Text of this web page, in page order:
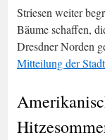
Striesen weiter
Bäume schaffen,
Dresdner Norden
Mitteilung der